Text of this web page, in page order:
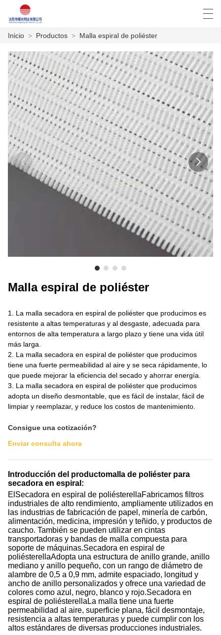
INICIO
PRODUCTOS
NOTICIAS
CASO
LA FÁBRICA
العربية Deutsch English
Inicio > Productos > Malla espiral de poliéster
Malla espiral de poliéster
1. La malla secadora en espiral de poliéster que producimos es
resistente a altas temperaturas y al desgaste, adecuada para
entornos de alta temperatura a largo plazo y tiene una vida útil
más larga.
2. La malla secadora en espiral de poliéster que producimos
tiene una fuerte permeabilidad al aire y se seca rápidamente, lo
que puede mejorar la eficiencia del secado y ahorrar energía.
3. La malla secadora en espiral de poliéster que producimos
adopta un diseño desmontable, que es fácil de instalar, fácil de
limpiar y reemplazar, y reduce los costos de mantenimiento.
Consigue una cotización?
Enviar consulta ahora
Introducción del productomalla de poliéster para
secadora en espiral :
El Secadora en espiral de poliésterellaFabricamos filtros
industriales de alto rendimiento, ampliamente utilizados en
las industrias de fabricación de papel, minería de carbón,
alimentación, medicina, impresión y teñido, y productos de
caucho. También se pueden utilizar en cintas
transportadoras y bandas de malla compuesta para
soporte de máquinas.Secadora en espiral de
poliésterellaAdopta una estructura de anillo grande, anillo
mediano y anillo pequeño, con un rango de diámetro de
alambre de 0,5 a 0,9 mm, admite espaciado, longitud y
ancho de anillo personalizados y ofrece una variedad de
colores como azul, negro, blanco y rojo.Secadora en
espiral de poliésterella La malla tiene una fuerte
permeabilidad al aire, superficie plana, fácil desmontaje,
resistencia a altas temperaturas y puede cumplir con los
altos estándares de diversas producciones industriales.